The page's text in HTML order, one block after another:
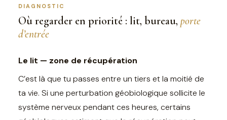
DIAGNOSTIC
Où regarder en priorité : lit, bureau, porte
d’entrée
Le lit — zone de récupération
C’est là que tu passes entre un tiers et la moitié de
ta vie. Si une perturbation géobiologique sollicite le
système nerveux pendant ces heures, certains